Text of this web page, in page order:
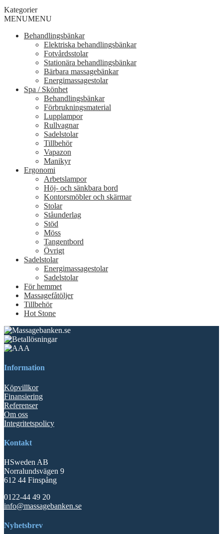
varianter.
De
olika
alternativen
kan
väljas
på
produktsidan
Kategorier
MENUMENU
Behandlingsbänkar
Elektriska behandlingsbänkar
Fotvårdsstolar
Stationära behandlingsbänkar
Bärbara massagebänkar
Energimassagestolar
Spa / Skönhet
Behandlingsbänkar
Förbrukningsmaterial
Lupplampor
Rullvagnar
Sadelstolar
Tillbehör
Vapazon
Manikyr
Ergonomi
Arbetslampor
Höj- och sänkbara bord
Kontorsmöbler och skärmar
Stolar
Ståunderlag
Stöd
Möss
Tangentbord
Övrigt
Sadelstolar
Energimassagestolar
Sadelstolar
För hemmet
Massagefåtöljer
Tillbehör
Hot Stone
Information
Köpvillkor
Finansiering
Referenser
Om oss
Integritetspolicy
Kontakt
HSweden AB
Norralundsvägen 9
612 44 Finspång
0122-44 49 20
info@massagebanken.se
Nyhetsbrev